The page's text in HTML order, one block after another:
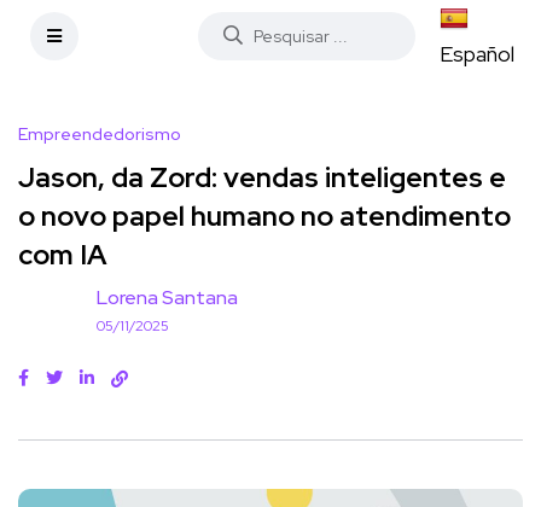
Español
Empreendedorismo
Jason, da Zord: vendas inteligentes e
o novo papel humano no atendimento
com IA
Lorena Santana
05/11/2025